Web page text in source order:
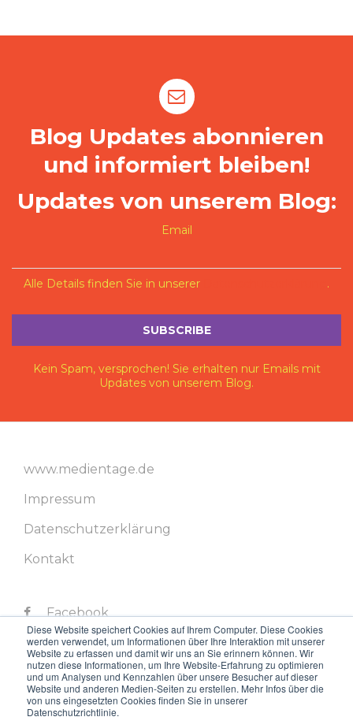
Diese Website speichert Cookies auf Ihrem Computer. Diese Cookies
werden verwendet, um Informationen über Ihre Interaktion mit unserer
Website zu erfassen und damit wir uns an Sie erinnern können. Wir
nutzen diese Informationen, um Ihre Website-Erfahrung zu optimieren
und um Analysen und Kennzahlen über unsere Besucher auf dieser
Website und anderen Medien-Seiten zu erstellen. Mehr Infos über die
von uns eingesetzten Cookies finden Sie in unserer
Datenschutzrichtlinie.
Blog Updates abonnieren
und informiert bleiben!
Updates von unserem Blog:
Email
Alle Details finden Sie in unserer .
Kein Spam, versprochen! Sie erhalten nur Emails mit
Updates von unserem Blog.
www.medientage.de
Impressum
Datenschutzerklärung
Kontakt
Facebook
Twitter
LinkedIn
Instagram